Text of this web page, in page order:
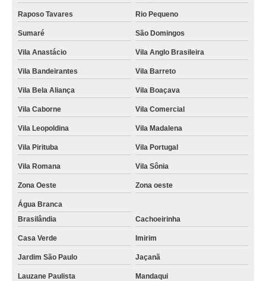
Raposo Tavares Rio Pequeno
Sumaré São Domingos
Vila Anastácio Vila Anglo Brasileira
Vila Bandeirantes Vila Barreto
Vila Bela Aliança Vila Boaçava
Vila Caborne Vila Comercial
Vila Leopoldina Vila Madalena
Vila Pirituba Vila Portugal
Vila Romana Vila Sônia
Zona Oeste Zona oeste
Água Branca
Brasilândia
Cachoeirinha
Casa Verde Imirim
Jardim São Paulo Jaçanã
Lauzane Paulista Mandaqui